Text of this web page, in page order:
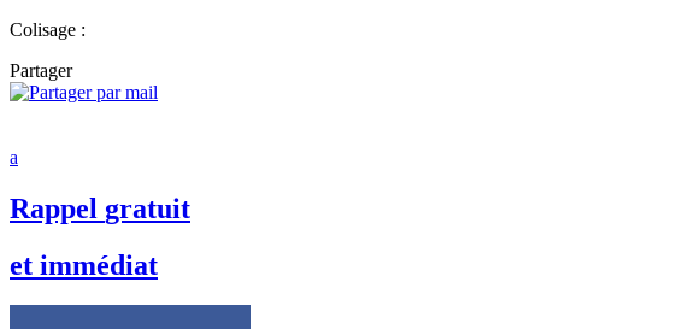
Colisage :
Partager
a
Rappel gratuit
et immédiat